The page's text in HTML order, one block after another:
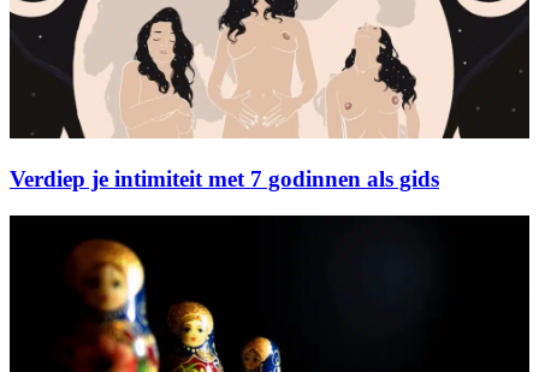
Verdiep je intimiteit met 7 godinnen als gids